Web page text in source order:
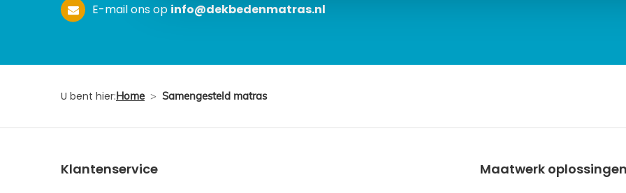
E-mail ons op info@dekbedenmatras.nl
U bent hier:Home > Samengesteld matras
Klantenservice Maatwerk